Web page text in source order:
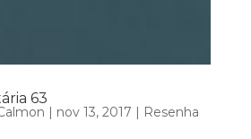
63
nov 13, 2017
Resenha